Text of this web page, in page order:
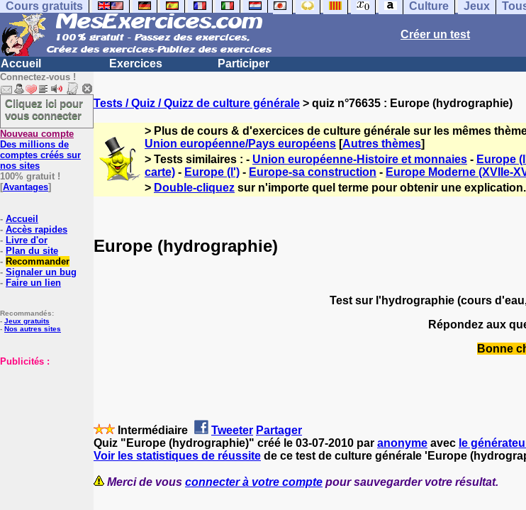
Cours gratuits Culture Jeux
Créer un test
Accueil Exercices Participer
Connectez-vous !
Cliquez ici pour
vous connecter
Nouveau compte
Des millions de
comptes créés sur
nos sites
100% gratuit !
[Avantages]
- Accueil
- Accès rapides
- Livre d'or
- Plan du site
- Recommander
- Signaler un bug
- Faire un lien
Recommandés:
- Jeux gratuits
- Nos autres sites
Publicités :
Tests / Quiz / Quizz de culture générale > quiz n°76635 : Europe (hydrographie)
> Plus de cours & d'exercices de culture générale sur les mêmes
Union européenne/Pays européens [Autres thèmes]
> Tests similaires : - Union européenne-Histoire et monnaies - Europe
carte) - Europe (l') - Europe-sa construction - Europe Moderne (XVIIe-
> Double-cliquez sur n'importe quel terme pour obtenir une
Europe (hydrographie)
Test sur l'hydrographie (cours
Répondez aux
Bonne
Intermédiaire Tweeter Partager
Quiz "Europe (hydrographie)" créé le 03-07-2010 par anonyme avec le
Voir les statistiques de réussite de ce test de culture générale 'Europe
Merci de vous connecter à votre compte pour sauvegarder votre résultat.